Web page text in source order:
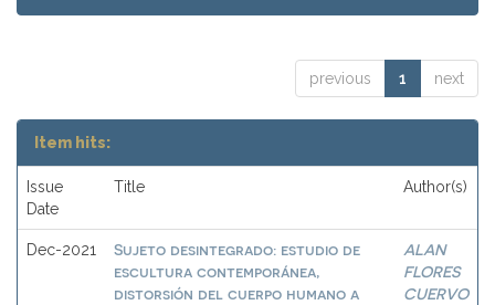
previous 1 next
Item hits:
Issue
Date
Title Author(s)
Dec-2021
Sujeto desintegrado: estudio de
escultura contemporánea,
distorsión del cuerpo humano a
ALAN
FLORES
CUERVO